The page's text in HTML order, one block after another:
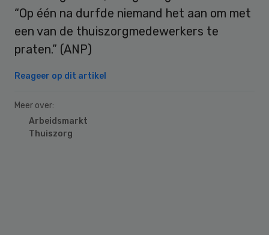
“Op één na durfde niemand het aan om met
een van de thuiszorgmedewerkers te
praten.” (ANP)
Reageer op dit artikel
Meer over:
Arbeidsmarkt
Thuiszorg